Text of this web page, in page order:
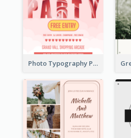
Photo Typography Party Invitation Design Templates